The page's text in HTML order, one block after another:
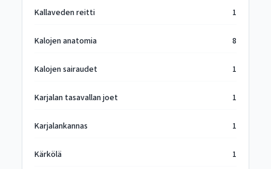
Kallaveden reitti 1
Kalojen anatomia 8
Kalojen sairaudet 1
Karjalan tasavallan joet 1
Karjalankannas 1
Kärkölä 1